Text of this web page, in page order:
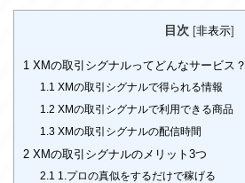
目次 [非表示]
1 XMの取引シグナルってどんなサービス？
1.1 XMの取引シグナルで得られる情報
1.2 XMの取引シグナルで利用できる商品
1.3 XMの取引シグナルの配信時間
2 XMの取引シグナルのメリット3つ
2.1 1.プロの真似をするだけで稼げる